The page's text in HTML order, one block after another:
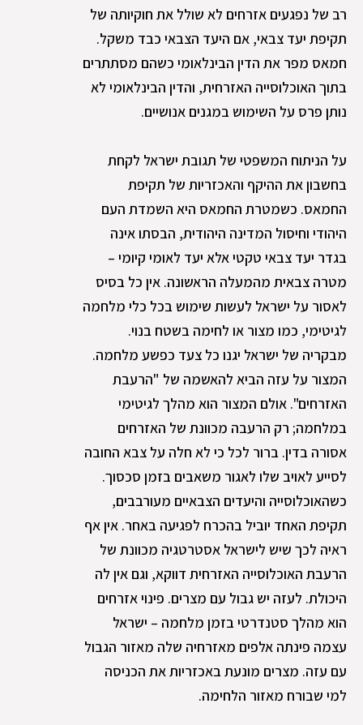
רב של נפגעים אזרחים לא שולל את חוקיותה של
תקיפת יעד צבאי, אם היעד הצבאי כבד משקל.
חמאס מפר את הדין הבינלאומי כשהם מסתתרים
בתוך האוכלוסייה האזרחית, והדין הבינלאומי לא
נותן פרס על השימוש במגנים אנושיים.
על הניתוח המשפטי של תגובת ישראל לקחת
בחשבון את ההיקף והאכזריות של תקיפת
החמאס. כשמטרת החמאס היא השמדת העם
היהודי וחיסול המדינה היהודית, הבסתו אינה
בגדר יעד צבאי טקטי אלא יעד לאומי קיומי –
מטרה צבאית מהמעלה הראשונה. אין כל בסיס
לאסור על ישראל לעשות שימוש בכל כלי מלחמה
לגיטימי, כמו מצור או לחימה בשטח בנוי.
מבקריה של ישראל יגנו כל צעד כפשע מלחמה.
המצור על עזה הביא להאשמה של "הרעבת
האזרחים". אולם המצור הוא מהלך לגיטימי
במלחמה; רק הרעבה מכוונת של האזרחים
אסורה בדין. ברור לכל כי לא חלה על צבא החובה
לסייע לאויב שלו לאגור משאבים בזמן סכסוך.
כשהאוכלוסייה והיעדים הצבאיים מעורבבים,
תקיפת האחד יוביל בהכרח לפגיעה באחר. אין אף
ראיה לכך שיש לישראל אסטרטגיה מכוונת של
הרעבת האוכלוסייה האזרחית דווקא, וגם אין לה
היכולת. לעזה יש גבול עם מצרים. פינוי אזרחים
הוא מהלך סטנדרטי בזמן מלחמה – ישראל
עצמה פינתה אלפים מאזרחיה שלה מאזור הגבול
עם עזה. מצרים מונעת באכזריות את הכניסה
למי שבורח מאזור הלחימה.